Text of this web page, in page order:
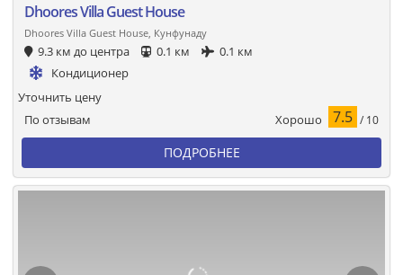
Dhoores Villa Guest House
Dhoores Villa Guest House, Кунфунаду
9.3 км до центра 0.1 км
0.1 км
Кондиционер
По отзывам Хорошо 7.5 / 10
Уточнить цену
ПОДРОБНЕЕ